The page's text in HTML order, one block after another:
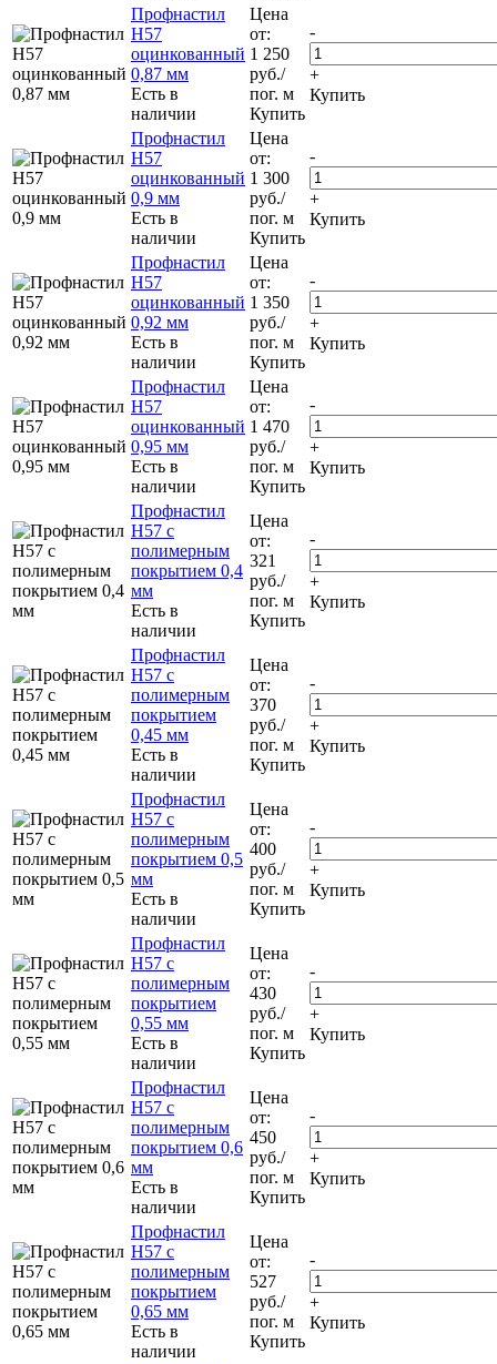
Профнастил
Н57
оцинкованный
0,87 мм
Есть в
наличии
Цена
от:
1 250
руб./
пог. м
Купить
-
+
Купить
Профнастил
Н57
оцинкованный
0,9 мм
Есть в
наличии
Цена
от:
1 300
руб./
пог. м
Купить
-
+
Купить
Профнастил
Н57
оцинкованный
0,92 мм
Есть в
наличии
Цена
от:
1 350
руб./
пог. м
Купить
-
+
Купить
Профнастил
Н57
оцинкованный
0,95 мм
Есть в
наличии
Цена
от:
1 470
руб./
пог. м
Купить
-
+
Купить
Профнастил
Н57 с
полимерным
покрытием 0,4
мм
Есть в
наличии
Цена
от:
321
руб./
пог. м
Купить
-
+
Купить
Профнастил
Н57 с
полимерным
покрытием
0,45 мм
Есть в
наличии
Цена
от:
370
руб./
пог. м
Купить
-
+
Купить
Профнастил
Н57 с
полимерным
покрытием 0,5
мм
Есть в
наличии
Цена
от:
400
руб./
пог. м
Купить
-
+
Купить
Профнастил
Н57 с
полимерным
покрытием
0,55 мм
Есть в
наличии
Цена
от:
430
руб./
пог. м
Купить
-
+
Купить
Профнастил
Н57 с
полимерным
покрытием 0,6
мм
Есть в
наличии
Цена
от:
450
руб./
пог. м
Купить
-
+
Купить
Профнастил
Н57 с
полимерным
покрытием
0,65 мм
Есть в
наличии
Цена
от:
527
руб./
пог. м
Купить
-
+
Купить